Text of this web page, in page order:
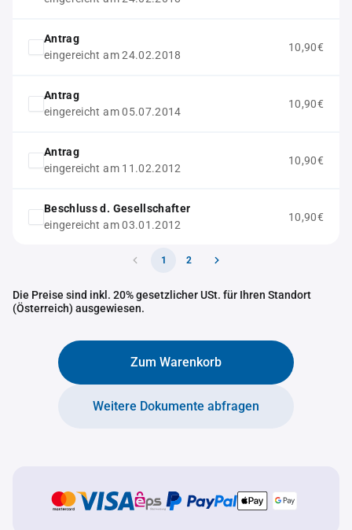
Antrag
eingereicht am 24.02.2018
10,90€
Antrag
eingereicht am 05.07.2014
10,90€
Antrag
eingereicht am 11.02.2012
10,90€
Beschluss d. Gesellschafter
eingereicht am 03.01.2012
10,90€
1 2
Die Preise sind inkl. 20% gesetzlicher USt. für Ihren Standort
(Österreich) ausgewiesen.
Zum Warenkorb
Weitere Dokumente abfragen